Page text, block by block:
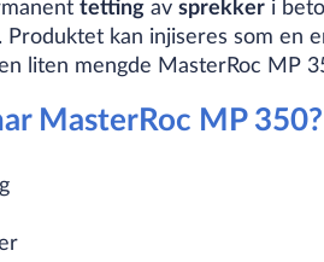
tetting av sprekker i
. Produktet kan injiseres som en
liten mengde MasterRoc MP
MasterRoc MP 350?